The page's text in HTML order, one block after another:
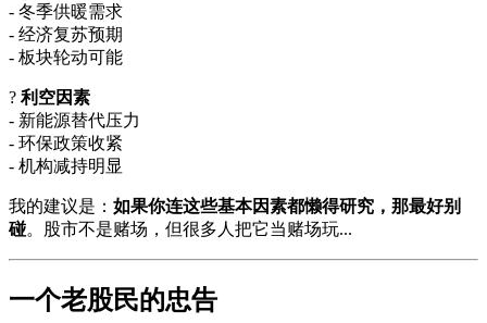
- 冬季供暖需求
- 经济复苏预期
- 板块轮动可能
? 利空因素
- 新能源替代压力
- 环保政策收紧
- 机构减持明显
我的建议是： 如果你连这些基本因素都懒得研究，那最好别
碰。股市不是赌场，但很多人把它当赌场玩...
一个老股民的忠告